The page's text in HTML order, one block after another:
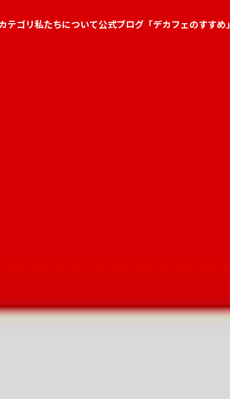
テゴリ私たちについて公式ブログ「デカフェのすすめ」